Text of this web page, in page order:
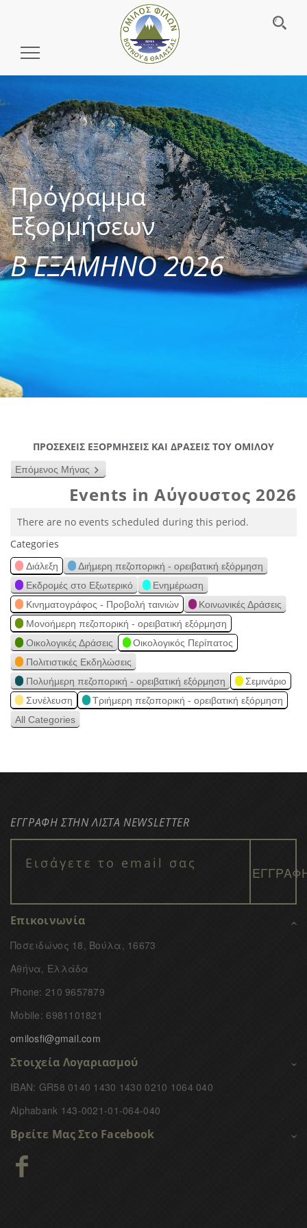
Toggle
Πρόγραμμα
Εξορμήσεων
Β ΕΞΑΜΗΝΟ 2026
ΠΡΟΣΕΧΕΙΣ ΕΞΟΡΜΗΣΕΙΣ ΚΑΙ ΔΡΑΣΕΙΣ ΤΟΥ ΟΜΙΛΟΥ
Επόμενος Μήνας
Events in Αύγουστος 2026
There are no events scheduled during this period.
Categories
Διάλεξη
Διήμερη πεζοπορική - ορειβατική εξόρμηση
Εκδρομές στο Εξωτερικό
Ενημέρωση
Κινηματογράφος - Προβολή ταινιών
Κοινωνικές Δράσεις
Μονοήμερη πεζοπορική - ορειβατική εξόρμηση
Οικολογικές Δράσεις
Οικολογικός Περίπατος
Πολιτιστικές Εκδηλώσεις
Πολυήμερη πεζοπορική - ορειβατική εξόρμηση
Σεμινάριο
Συνέλευση
Τριήμερη πεζοπορική - ορειβατική εξόρμηση
All Categories
ΕΓΓΡΑΦΗ ΣΤΗΝ ΛΙΣΤΑ NEWSLETTER
Επικοινωνία
Ποσειδώνος 18, Βούλα, 16673
Αθήνα, Ελλάδα
Phone: 210 9657879
Mobile: 6981101821
omilosfi@gmail.com
Στοιχεία Λογαριασμού
IBAN: GR58 0140 1430 1430 0210 1064 040
Alphabank 143-0021-01-064-040
Βρείτε Μας Στο Facebook